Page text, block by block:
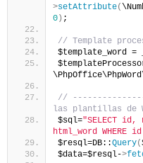
>setAttribute(
0 ) ;
// Template
$template_word =
//
las plantillas
$sql="SELECT id,
html_word WHERE
$resql=DB::Query(
$data=$resql->